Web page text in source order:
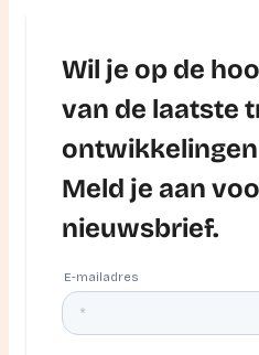
Wil je op de
van de laatste
Meld je aan
nieuwsbrief.